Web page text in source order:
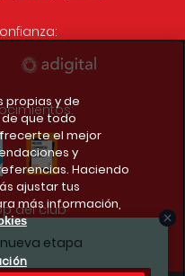
etapa
del club
propias y de
que todo
el mejor
y
Haciendo
ajustar tus
más información,